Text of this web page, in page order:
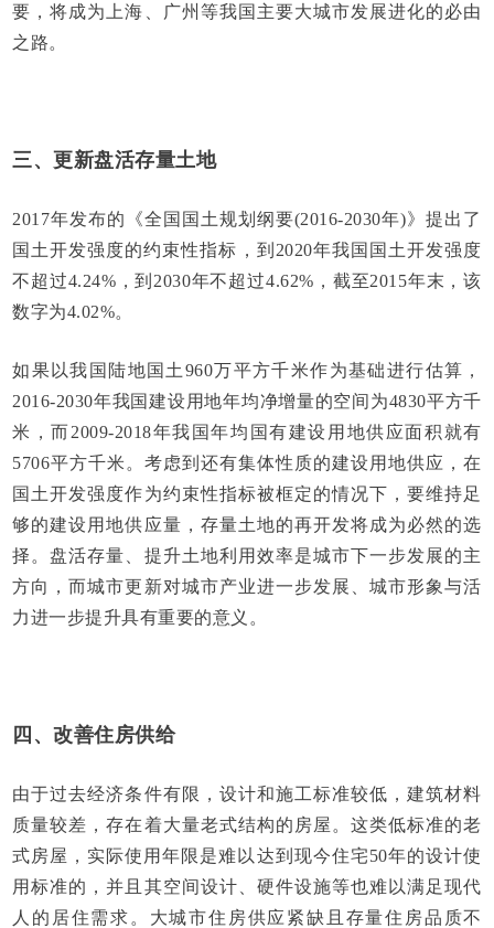
要，将成为上海、广州等我国主要大城市发展进化的必由
之路。
三、更新盘活存量土地
2017年发布的《全国国土规划纲要(2016-2030年)》提出了
国土开发强度的约束性指标，到2020年我国国土开发强度
不超过4.24%，到2030年不超过4.62%，截至2015年末，该
数字为4.02%。
如果以我国陆地国土960万平方千米作为基础进行估算，
2016-2030年我国建设用地年均净增量的空间为4830平方千
米，而2009-2018年我国年均国有建设用地供应面积就有
5706平方千米。考虑到还有集体性质的建设用地供应，在
国土开发强度作为约束性指标被框定的情况下，要维持足
够的建设用地供应量，存量土地的再开发将成为必然的选
择。盘活存量、提升土地利用效率是城市下一步发展的主
方向，而城市更新对城市产业进一步发展、城市形象与活
力进一步提升具有重要的意义。
四、改善住房供给
由于过去经济条件有限，设计和施工标准较低，建筑材料
质量较差，存在着大量老式结构的房屋。这类低标准的老
式房屋，实际使用年限是难以达到现今住宅50年的设计使
用标准的，并且其空间设计、硬件设施等也难以满足现代
人的居住需求。大城市住房供应紧缺且存量住房品质不